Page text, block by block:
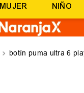
2
3.
MUJER NIÑO
botín puma ultra 6